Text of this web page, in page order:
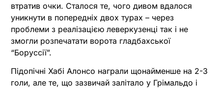
втратив очки. Сталося те, чого дивом вдалося
уникнути в попередніх двох турах – через
проблеми з реалізацією леверкузенці так і не
змогли розпечатати ворота гладбахської
“Боруссії”.
Підопічні Хабі Алонсо награли щонайменше на 2-3
голи, але те, що зазвичай залітало у Грімальдо і